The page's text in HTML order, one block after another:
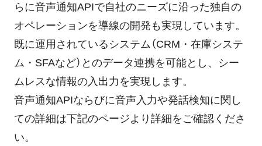
らに音声通知APIで自社のニーズに沿った独自の
オペレーションを導線の開発も実現しています。
既に運用されているシステム（CRM・在庫システ
ム・SFAなど）とのデータ連携を可能とし、シー
ムレスな情報の入出力を実現します。
音声通知APIならびに音声入力や発話検知に関し
ての詳細は下記のページより詳細をご確認くださ
い。